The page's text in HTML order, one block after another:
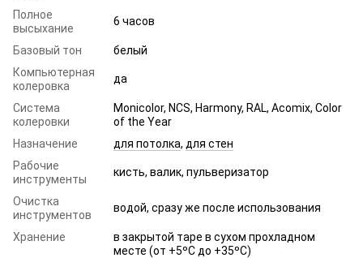
Полное
высыхание
6 часов
Базовый тон
белый
Компьютерная
колеровка
да
Система
колеровки
Monicolor, NCS, Harmony, RAL, Acomix, Color
of the Year
Назначение
для потолка, для стен
Рабочие
инструменты
кисть, валик, пульверизатор
Очистка
инструментов
водой, сразу же после использования
Хранение
в закрытой таре в сухом прохладном
месте (от +5ºC до +35ºC)